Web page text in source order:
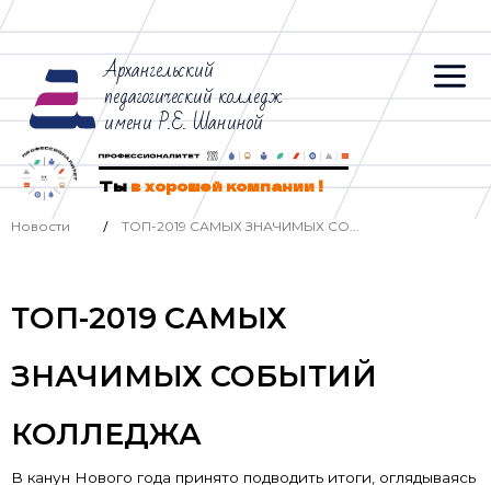
Архангельский
педагогический колледж
имени Р.Е. Шаниной
Тыв хорошей компании !
Новости / ТОП-2019 САМЫХ ЗНАЧИМЫХ СО...
ТОП-2019 САМЫХ
ЗНАЧИМЫХ СОБЫТИЙ
КОЛЛЕДЖА
В канун Нового года принято подводить итоги, оглядываясь